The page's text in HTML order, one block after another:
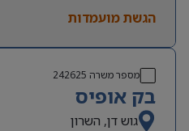
הגשת מועמדות
מספר משרה 242625
בק אופיס
גוש דן, השרון